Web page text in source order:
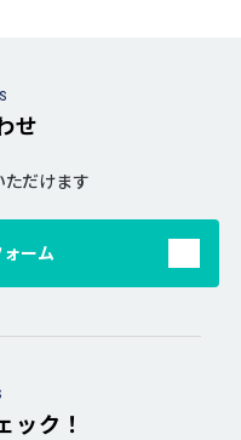
せ
だけます
ーム
ック！